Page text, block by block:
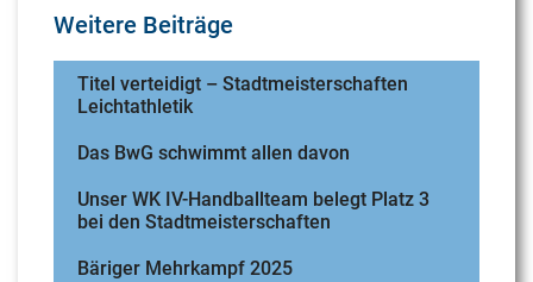
Weitere Beiträge
Titel verteidigt – Stadtmeisterschaften
Leichtathletik
Das BwG schwimmt allen davon
Unser WK IV-Handballteam belegt Platz 3
bei den Stadtmeisterschaften
Bäriger Mehrkampf 2025